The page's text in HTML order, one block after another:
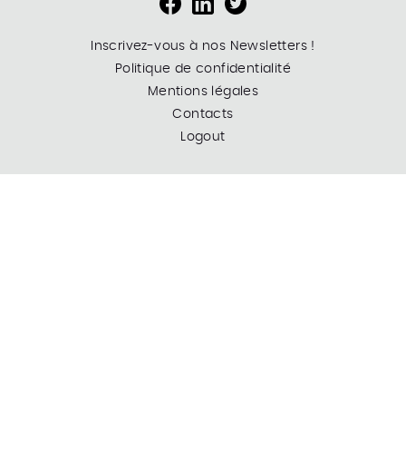
Inscrivez-vous à nos Newsletters !
Politique de confidentialité
Mentions légales
Contacts
Logout